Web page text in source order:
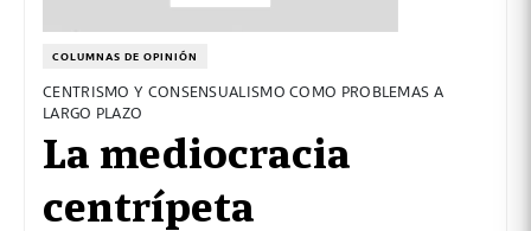
COLUMNAS DE OPINIÓN
CENTRISMO Y CONSENSUALISMO COMO PROBLEMAS A
LARGO PLAZO
La mediocracia
centrípeta